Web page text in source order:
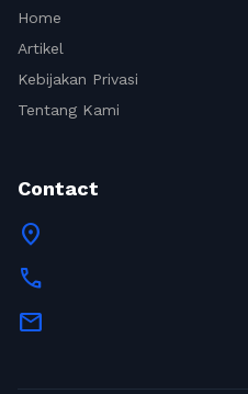
Home
Artikel
Kebijakan Privasi
Tentang Kami
Contact
location_on
call
mail